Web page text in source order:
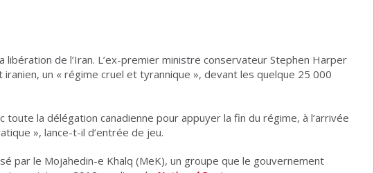
libération de l’Iran. L’ex-premier ministre conservateur Stephen Harper
un « régime cruel et tyrannique », devant les quelque 25 000
toute la délégation canadienne pour appuyer la fin du régime, à l’arrivée
», lance-t-il d’entrée de jeu.
par le Mojahedin-e Khalq (MeK), un groupe que le gouvernement